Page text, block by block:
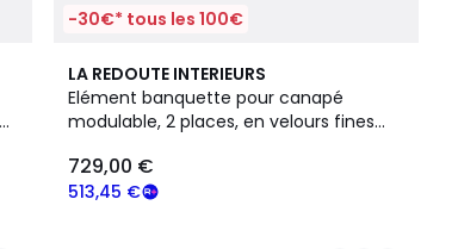
-30€* tous les 100€
LA REDOUTE INTERIEURS
Elément banquette pour canapé
modulable, 2 places, en velours fines
513,45 €
729,00 €
5
Couleurs